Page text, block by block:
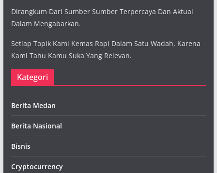
Dirangkum Dari Sumber Sumber Terpercaya Dan Aktual
Dalam Mengabarkan.
Setiap Topik Kami Kemas Rapi Dalam Satu Wadah, Karena
Kami Tahu Kamu Suka Yang Relevan.
Kategori
Berita Medan
Berita Nasional
Bisnis
Cryptocurrency